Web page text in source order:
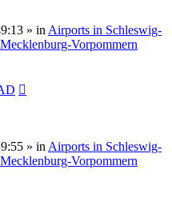
» in Airports in Schleswig-
Vorpommern
» in Airports in Schleswig-
Vorpommern